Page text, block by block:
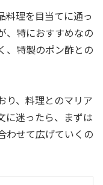
料理を目当てに通っ
、特におすすめなの
、特製のポン酢との
り、料理とのマリア
に迷ったら、まずは
わせて広げていくの